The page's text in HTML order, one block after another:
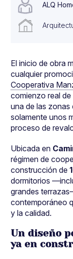
ALQ
El inicio de obra
cualquier
Cooperativa
comienzo real
una de las
solamente unos
proceso de
Ubicada en
régimen de
construcción de
dormitorios
grandes
contemporáneo
y la calidad.
Un diseño
ya en